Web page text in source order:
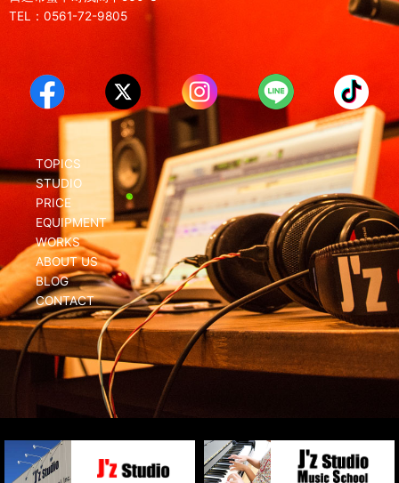
TEL：0561-72-9805
TOPICS
STUDIO
PRICE
EQUIPMENT
WORKS
ABOUT US
BLOG
CONTACT